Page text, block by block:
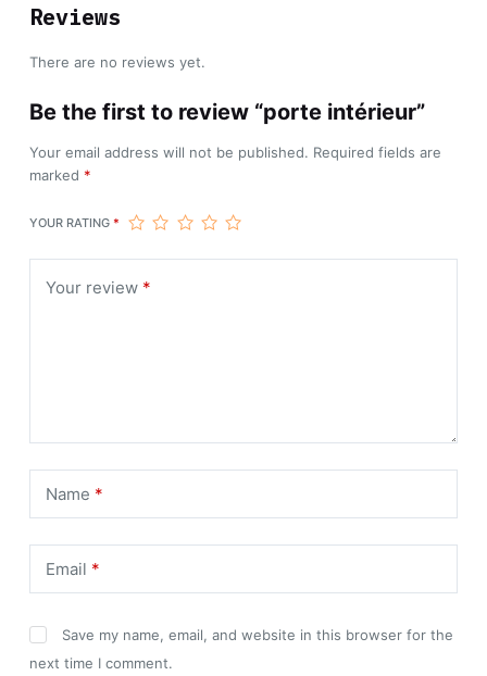
Reviews
There are no reviews yet.
Be the first to review “porte intérieur”
Your email address will not be published. Required fields are
marked *
YOUR RATING *
Your review *
Name *
Email *
Save my name, email, and website in this browser for the
next time I comment.